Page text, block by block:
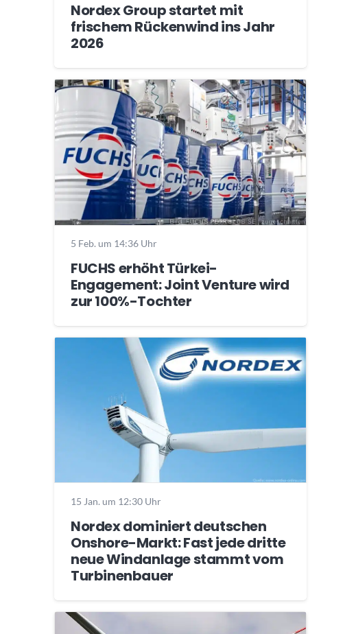
Nordex Group startet mit
frischem Rückenwind ins Jahr
2026
5 Feb. um 14:36 Uhr
FUCHS erhöht Türkei-
Engagement: Joint Venture wird
zur 100%-Tochter
15 Jan. um 12:30 Uhr
Nordex dominiert deutschen
Onshore-Markt: Fast jede dritte
neue Windanlage stammt vom
Turbinenbauer